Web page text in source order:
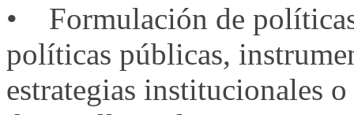
• Formulación de
políticas públicas,
estrategias institucionales